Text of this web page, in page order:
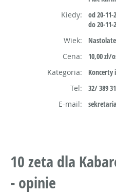
Kiedy:
od 20-11-
do 20-11-
Wiek:
Cena:
10,00 zł/
Kategoria:
Koncerty
Tel:
32/ 389
E-mail:
10 zeta dla
- opinie